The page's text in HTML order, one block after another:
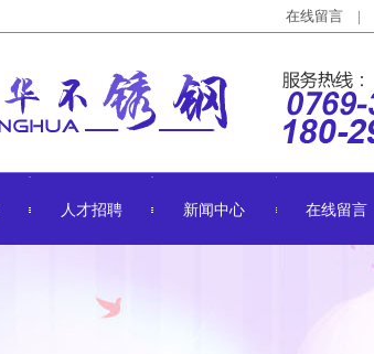
在线留言 |
人才招聘 新闻中心 在线留言